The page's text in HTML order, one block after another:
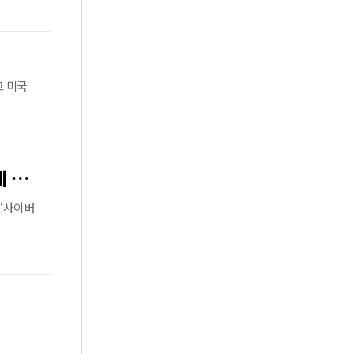
미국
[단독] 김용현 장관 “하이브리드 전쟁의 무기는 선거개입”… 로이킴에 자필 편지
이버